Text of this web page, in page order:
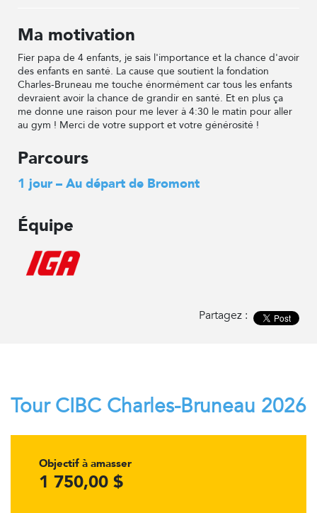
Ma motivation
Fier papa de 4 enfants, je sais l'importance et la chance d'avoir
des enfants en santé. La cause que soutient la fondation
Charles-Bruneau me touche énormément car tous les enfants
devraient avoir la chance de grandir en santé. Et en plus ça
me donne une raison pour me lever à 4:30 le matin pour aller
au gym ! Merci de votre support et votre générosité !
Parcours
1 jour – Au départ de Bromont
Équipe
Partagez :
Tour CIBC Charles-Bruneau 2026
Objectif à amasser
1 750,00 $